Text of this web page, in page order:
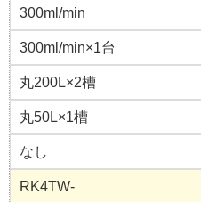
300ml/min
300ml/min×1台
丸200L×2槽
丸50L×1槽
なし
RK4TW-